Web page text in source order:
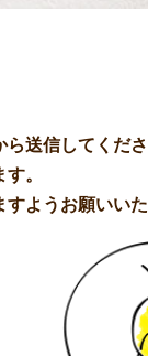
ら送信してくだ
。
ようお願いい